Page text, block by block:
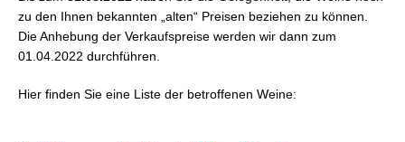
zu den Ihnen bekannten „alten“ Preisen beziehen zu können.
Die Anhebung der Verkaufspreise werden wir dann zum
01.04.2022 durchführen.
Hier finden Sie eine Liste der betroffenen Weine: